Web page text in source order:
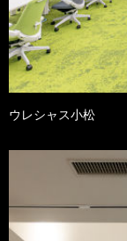
ウレシャス小松